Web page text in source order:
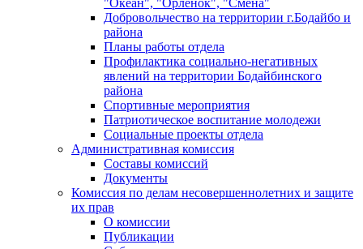
"Океан", "Орленок", "Смена"
Добровольчество на территории г.Бодайбо и
района
Планы работы отдела
Профилактика социально-негативных
явлений на территории Бодайбинского
района
Спортивные мероприятия
Патриотическое воспитание молодежи
Социальные проекты отдела
Административная комиссия
Составы комиссий
Документы
Комиссия по делам несовершеннолетних и защите
их прав
О комиссии
Публикации